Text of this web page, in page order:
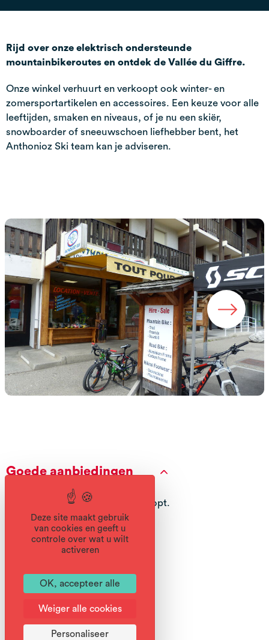
Rijd over onze elektrisch ondersteunde
mountainbikeroutes en ontdek de Vallée du Giffre.
Onze winkel verhuurt en verkoopt ook winter- en
zomersportartikelen en accessoires. Een keuze voor alle
leeftijden, smaken en niveaus, of je nu een skiër,
snowboarder of sneeuwschoen liefhebber bent, het
Anthonioz Ski team kan je adviseren.
Goede aanbiedingen
Gratis uitproberen voordat je koopt.
Levering aan huis.
Diensten
Deze site maakt gebruik
van cookies en geeft u
controle over wat u wilt
activeren
OK, accepteer alle
Weiger alle cookies
Personaliseer